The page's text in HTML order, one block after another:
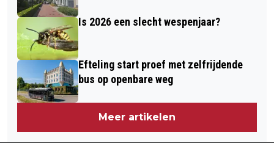
Is 2026 een slecht wespenjaar?
Efteling start proef met zelfrijdende
bus op openbare weg
Meer artikelen